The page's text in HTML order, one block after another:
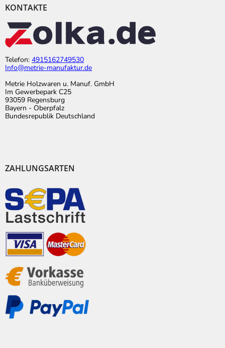
KONTAKTE
Telefon: 4915162749530
Info@metrie-manufaktur.de
Metrie Holzwaren u. Manuf. GmbH
Im Gewerbepark C25
93059 Regensburg
Bayern - Oberpfalz
Bundesrepublik Deutschland
ZAHLUNGSARTEN